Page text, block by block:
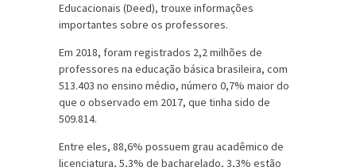
Educacionais (Deed), trouxe informações
importantes sobre os professores.
Em 2018, foram registrados 2,2 milhões de
professores na educação básica brasileira, com
513.403 no ensino médio, número 0,7% maior do
que o observado em 2017, que tinha sido de
509.814.
Entre eles, 88,6% possuem grau acadêmico de
licenciatura, 5,3% de bacharelado, 3,3% estão